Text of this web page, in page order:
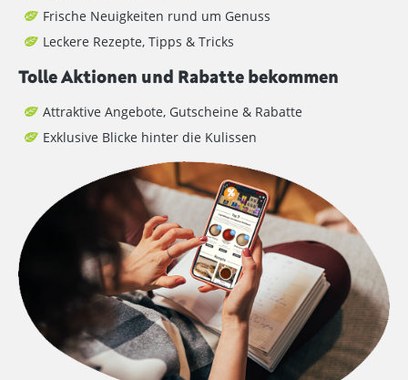
Frische Neuigkeiten rund um Genuss
Leckere Rezepte, Tipps & Tricks
Tolle Aktionen und Rabatte bekommen
Attraktive Angebote, Gutscheine & Rabatte
Exklusive Blicke hinter die Kulissen